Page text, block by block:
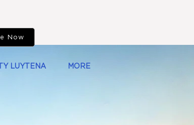
Now
LUYTENA MORE